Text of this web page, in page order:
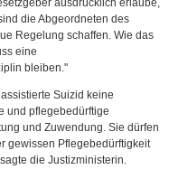
ausdrücklich erlaube,
die Abgeordneten des
Regelung schaffen. Wie das
eine
bleiben."
Suizid keine
und pflegebedürftige
und Zuwendung. Sie dürfen
gewissen Pflegebedürftigkeit
die Justizministerin.